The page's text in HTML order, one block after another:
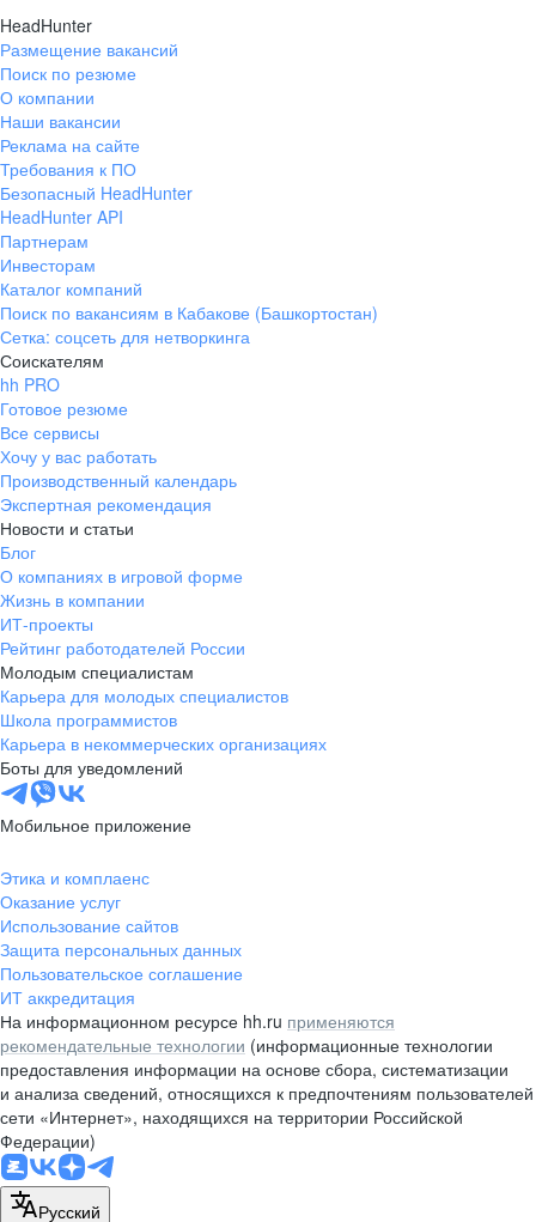
HeadHunter
Размещение вакансий
Поиск по резюме
О компании
Наши вакансии
Реклама на сайте
Требования к ПО
Безопасный HeadHunter
HeadHunter API
Партнерам
Инвесторам
Каталог компаний
Поиск по вакансиям в Кабакове (Башкортостан)
Сетка: соцсеть для нетворкинга
Соискателям
hh PRO
Готовое резюме
Все сервисы
Хочу у вас работать
Производственный календарь
Экспертная рекомендация
Новости и статьи
Блог
О компаниях в игровой форме
Жизнь в компании
ИТ-проекты
Рейтинг работодателей России
Молодым специалистам
Карьера для молодых специалистов
Школа программистов
Карьера в некоммерческих организациях
Боты для уведомлений
Мобильное приложение
Этика и комплаенс
Оказание услуг
Использование сайтов
Защита персональных данных
Пользовательское соглашение
ИТ аккредитация
На информационном ресурсе hh.ru применяются
рекомендательные технологии (информационные технологии
предоставления информации на основе сбора, систематизации
и анализа сведений, относящихся к предпочтениям пользователей
сети «Интернет», находящихся на территории Российской
Федерации)
Русский